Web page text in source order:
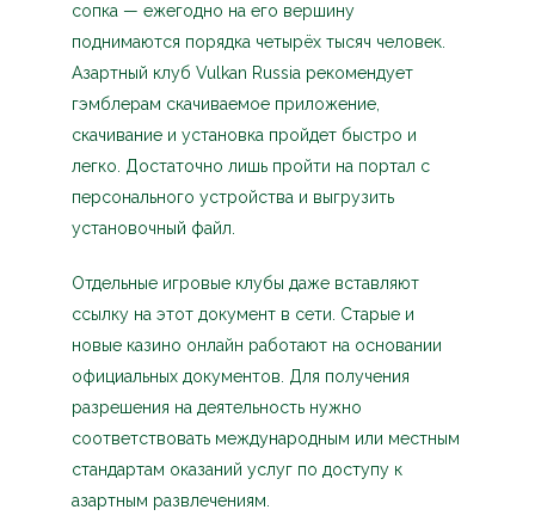
сопка — ежегодно на его вершину
поднимаются порядка четырёх тысяч человек.
Азартный клуб Vulkan Russia рекомендует
гэмблерам скачиваемое приложение,
скачивание и установка пройдет быстро и
легко. Достаточно лишь пройти на портал с
персонального устройства и выгрузить
установочный файл.
Отдельные игровые клубы даже вставляют
ссылку на этот документ в сети. Старые и
новые казино онлайн работают на основании
официальных документов. Для получения
разрешения на деятельность нужно
соответствовать международным или местным
стандартам оказаний услуг по доступу к
азартным развлечениям.